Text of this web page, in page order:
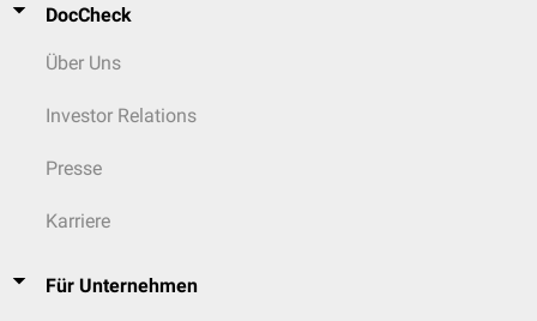
DocCheck
Über Uns
Investor Relations
Presse
Karriere
Für Unternehmen